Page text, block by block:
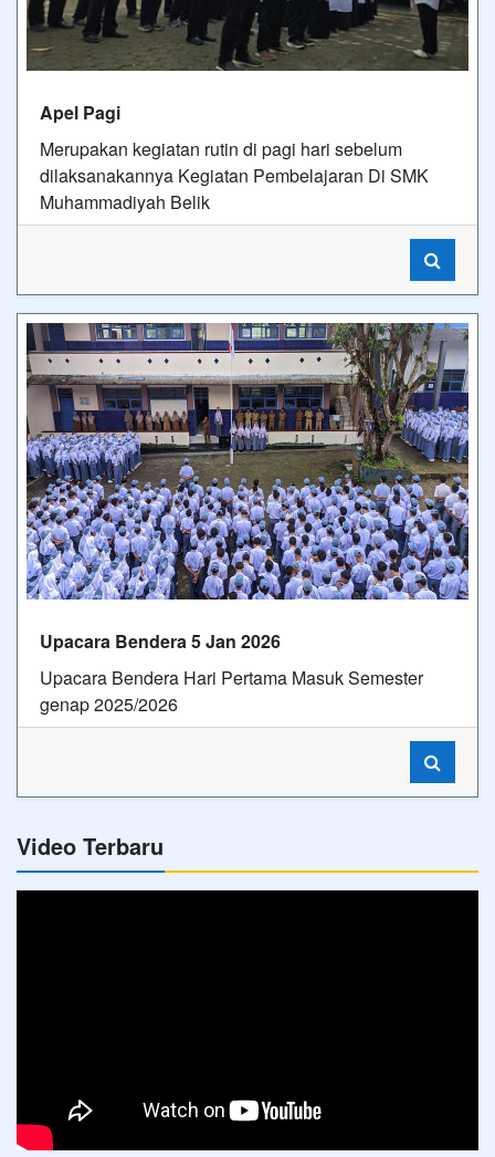
Apel Pagi
Merupakan kegiatan rutin di pagi hari sebelum
dilaksanakannya Kegiatan Pembelajaran Di SMK
Muhammadiyah Belik
Upacara Bendera 5 Jan 2026
Upacara Bendera Hari Pertama Masuk Semester
genap 2025/2026
Video Terbaru